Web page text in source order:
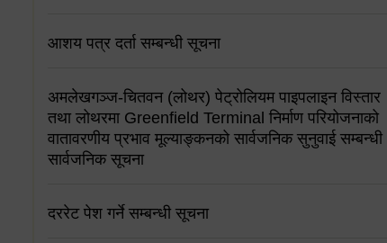
आशय पत्र दर्ता सम्बन्धी सूचना
अमलेखगञ्ज-चितवन (लोथर) पेट्रोलियम पाइपलाइन विस्तार
तथा लोथरमा Greenfield Terminal निर्माण परियोजनाको
वातावरणीय प्रभाव मूल्याङ्कनको सार्वजनिक सुनुवाई सम्बन्धी
सार्वजनिक सूचना
दररेट पेश गर्ने सम्बन्धी सूचना